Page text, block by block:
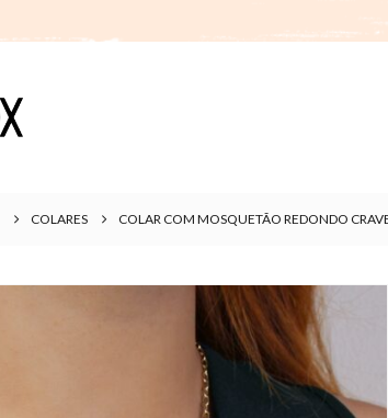
COLARES COLAR COM MOSQUETÃO REDONDO